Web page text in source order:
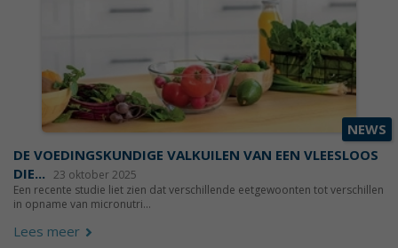
NEWS
DE VOEDINGSKUNDIGE VALKUILEN VAN EEN VLEESLOOS
DIE... 23 oktober 2025
Een recente studie liet zien dat verschillende eetgewoonten tot verschillen
in opname van micronutri...
Lees meer